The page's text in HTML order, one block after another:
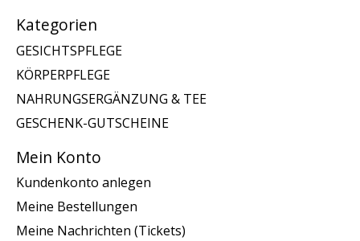
Kategorien
GESICHTSPFLEGE
KÖRPERPFLEGE
NAHRUNGSERGÄNZUNG & TEE
GESCHENK-GUTSCHEINE
Mein Konto
Kundenkonto anlegen
Meine Bestellungen
Meine Nachrichten (Tickets)